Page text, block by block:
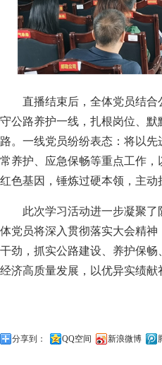
直播结束后，全体党员结
守公路养护一线，扎根岗位、
路。一线党员纷纷表态：将以
常养护、应急保畅等重点工作
红色基因，锤炼过硬本领，主
此次学习活动进一步凝聚
体党员将深入贯彻落实大会精
干劲，抓实公路建设、养护保
经济高质量发展，以优异实绩献
分享到： QQ空间 新浪微博